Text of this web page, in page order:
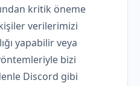
kritik öneme
verilerimizi
yapabilir veya
bizi
Discord gibi